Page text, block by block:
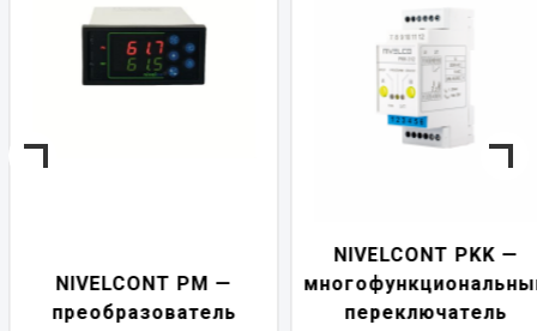
NIVELCONT PM —
преобразователь
NIVELCONT PKK —
переключатель